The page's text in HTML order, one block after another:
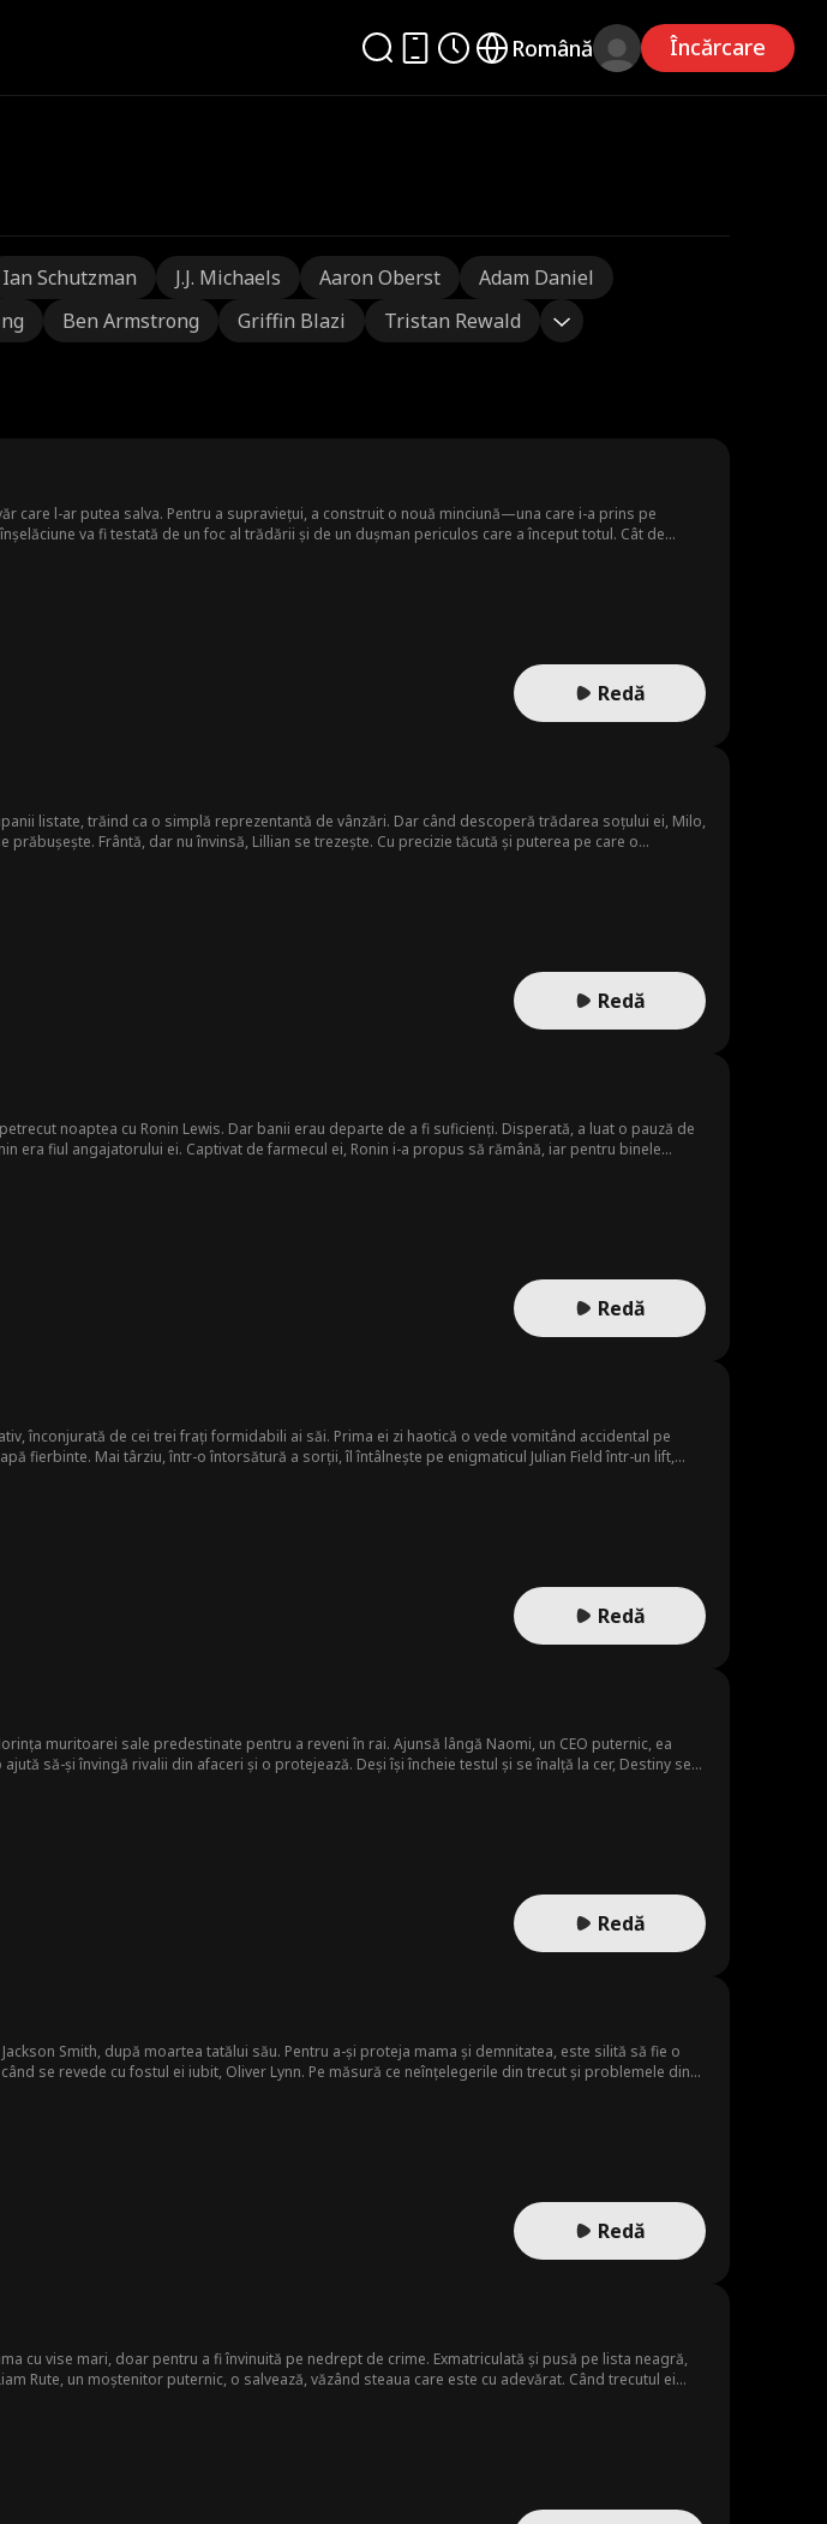
Română Încărcare
Ian Schutzman J.J. Michaels Aaron Oberst
Adam Daniel
Ben Armstrong Griffin Blazi Tristan Rewald
care l-ar putea salva. Pentru a supraviețui, a construit o nouă minciună—una care i-a prins pe
va fi testată de un foc al trădării și de un dușman periculos care a început totul. Cât de
Redă
listate, trăind ca o simplă reprezentantă de vânzări. Dar când descoperă trădarea soțului ei, Milo,
prăbușește. Frântă, dar nu învinsă, Lillian se trezește. Cu precizie tăcută și puterea pe care o
Redă
noaptea cu Ronin Lewis. Dar banii erau departe de a fi suficienți. Disperată, a luat o pauză de
era fiul angajatorului ei. Captivat de farmecul ei, Ronin i-a propus să rămână, iar pentru binele
Redă
înconjurată de cei trei frați formidabili ai săi. Prima ei zi haotică o vede vomitând accidental pe
fierbinte. Mai târziu, într-o întorsătură a sorții, îl întâlnește pe enigmaticul Julian Field într-un lift,
Redă
muritoarei sale predestinate pentru a reveni în rai. Ajunsă lângă Naomi, un CEO puternic, ea
să-și învingă rivalii din afaceri și o protejează. Deși își încheie testul și se înalță la cer, Destiny se
Redă
Smith, după moartea tatălui său. Pentru a-și proteja mama și demnitatea, este silită să fie o
se revede cu fostul ei iubit, Oliver Lynn. Pe măsură ce neînțelegerile din trecut și problemele din
Redă
cu vise mari, doar pentru a fi învinuită pe nedrept de crime. Exmatriculată și pusă pe lista neagră,
Rute, un moștenitor puternic, o salvează, văzând steaua care este cu adevărat. Când trecutul ei